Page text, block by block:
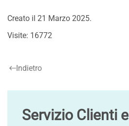
Creato il 21 Marzo 2025.
Visite: 16772
Indietro
Servizio Clienti e